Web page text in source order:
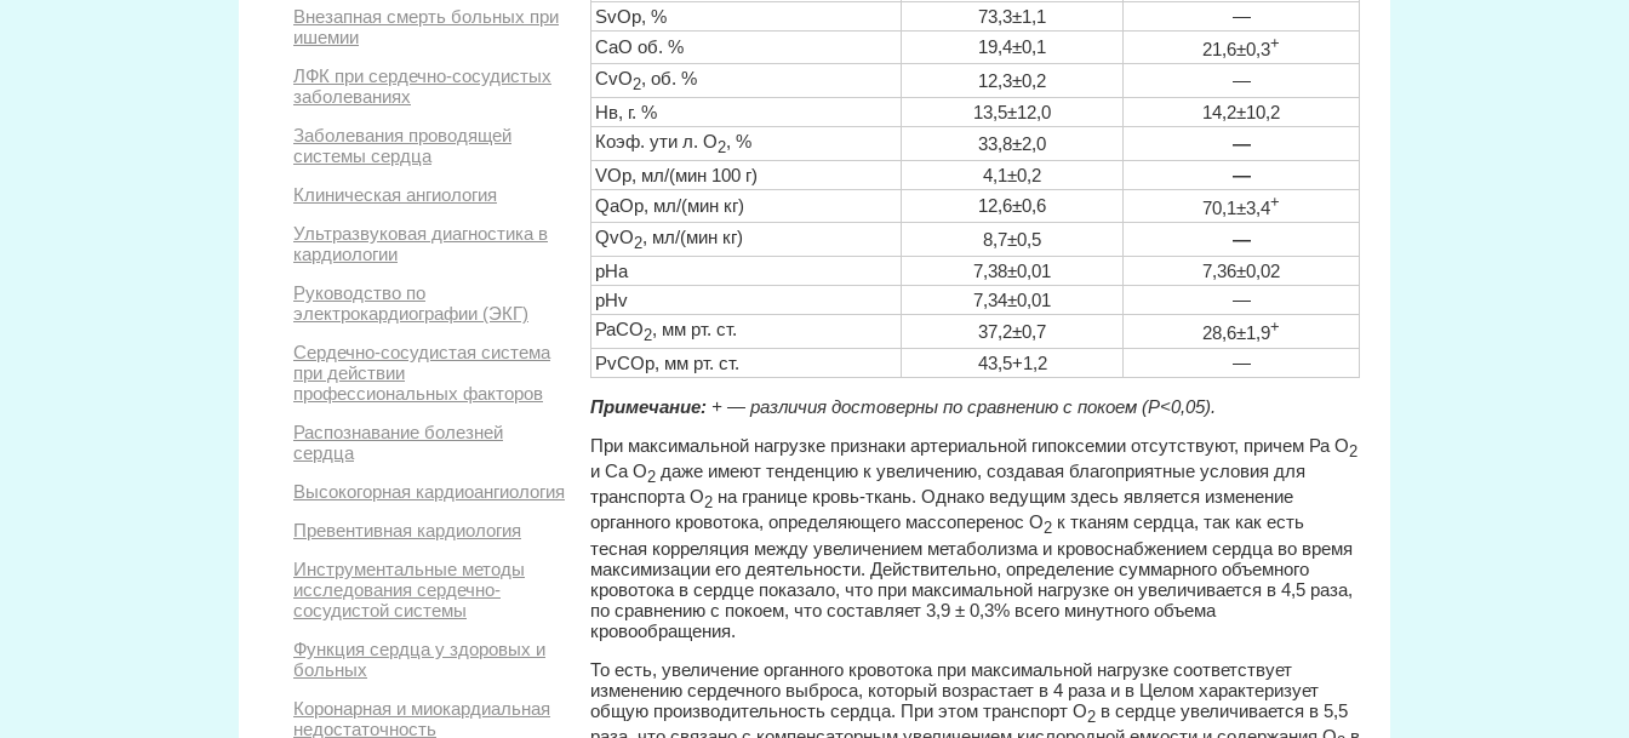
Внезапная смерть больных при
ишемии
ЛФК при сердечно-сосудистых
заболеваниях
Заболевания проводящей
системы сердца
Клиническая ангиология
Ультразвуковая диагностика в
кардиологии
Руководство по
электрокардиографии (ЭКГ)
Сердечно-сосудистая система
при действии
профессиональных факторов
Распознавание болезней
сердца
Высокогорная кардиоангиология
Превентивная кардиология
Инструментальные методы
исследования сердечно-
сосудистой системы
Функция сердца у здоровых и
больных
Коронарная и миокардиальная
недостаточность
SvOp, % 73,3±1,1
—
СаО об. %
19,4±0,1 21,6±0,3+
CvO2, об. % 12,3±0,2
—
Нв, г. %
13,5±12,0
14,2±10,2
Коэф. ути л. O2, % 33,8±2,0
—
VOp, мл/(мин 100 г)
4,1±0,2
—
QaOp, мл/(мин кг)
12,6±0,6 70,1±3,4+
QvO2, мл/(мин кг) 8,7±0,5
—
рНа
7,38±0,01
7,36±0,02
pHv
7,34±0,01
—
РаСO2, мм рт. ст. 37,2±0,7 28,6±1,9+
PvCOp, мм рт. ст. 43,5+1,2 —
Примечание: + — различия достоверны по сравнению с покоем (Р<0,05).
При максимальной нагрузке признаки артериальной гипоксемии отсутствуют, причем Ра О2
и Са О2 даже имеют тенденцию к увеличению, создавая благоприятные условия для
транспорта О2 на границе кровь-ткань. Однако ведущим здесь является изменение
органного кровотока, определяющего массоперенос O2 к тканям сердца, так как есть
тесная корреляция между увеличением метаболизма и кровоснабжением сердца во время
максимизации его деятельности. Действительно, определение суммарного объемного
кровотока в сердце показало, что при максимальной нагрузке он увеличивается в 4,5 раза,
по сравнению с покоем, что составляет 3,9 ± 0,3% всего минутного объема
кровообращения.
То есть, увеличение органного кровотока при максимальной нагрузке соответствует
изменению сердечного выброса, который возрастает в 4 раза и в Целом характеризует
общую производительность сердца. При этом транспорт O2 в сердце увеличивается в 5,5